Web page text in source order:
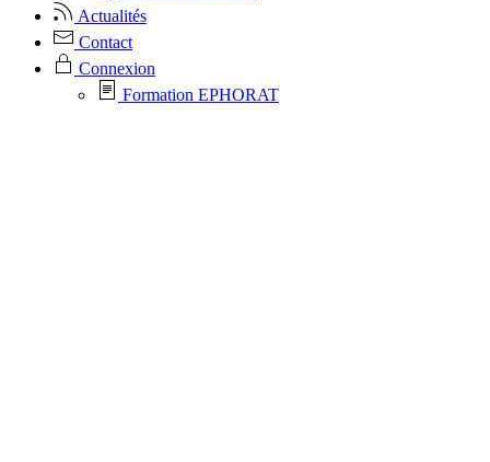
Actualités
Contact
Connexion
Formation EPHORAT